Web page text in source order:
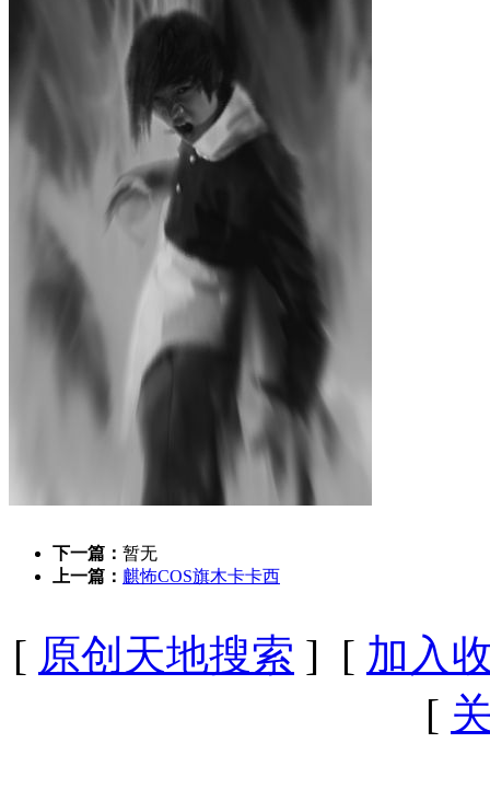
下一篇： 暂无
上一篇： 麒怖COS旗木卡卡西
[ 原创天地搜索 ] [ 加入
[